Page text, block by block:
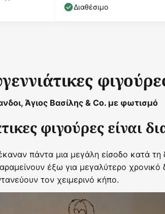
Διαθέσιμο
Άγιος Βασίλης & Co. με φωτισμό
φιγούρες είναι
πάντα μια μεγάλη είσοδο κατά
έξω για μεγαλύτερο
τον χειμερινό κήπο.